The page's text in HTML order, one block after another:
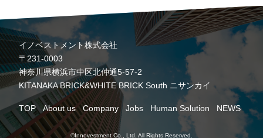
イノベストメント株式会社
〒231-0003
神奈川県横浜市中区北仲通5-57-2
KITANAKA BRICK&WHITE BRICK South ニサンカイ
TOP About us Company Jobs Human Solution NEWS
©Innovestment Co., Ltd. All Rights Reserved.